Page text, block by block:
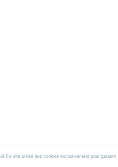
Ce site utilise des cookies exclusivement pour